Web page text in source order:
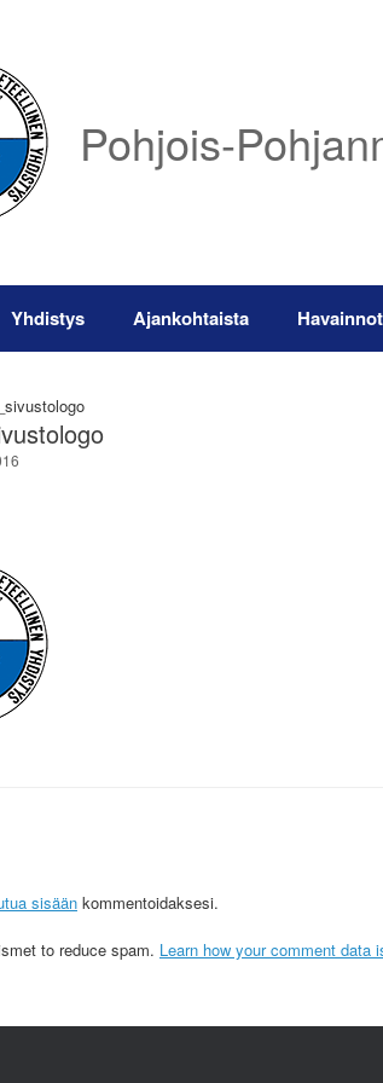
Pohjois-
Yhdistys Ajankohtaista Havainnot
sisään kommentoidaksesi.
to reduce spam. Learn how your comment data